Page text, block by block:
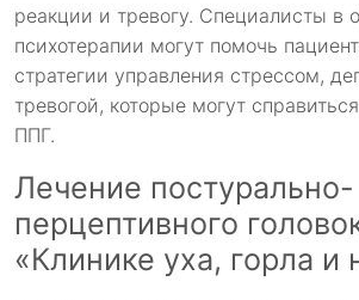
реакции и тревогу. Специалисты в
психотерапии могут помочь
стратегии управления стрессом,
тревогой, которые могут
ППГ.
Лечение постурально-
перцептивного
«Клинике уха, горла и